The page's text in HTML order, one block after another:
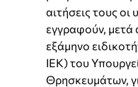
αιτήσεις τους
εγγραφούν, μετά
εξάμηνο
ΙΕΚ) του
Θρησκευμάτων,